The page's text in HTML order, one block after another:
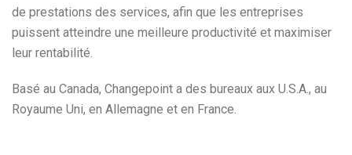
de prestations des services, afin que les entreprises
puissent atteindre une meilleure productivité et maximiser
leur rentabilité.
Basé au Canada, Changepoint a des bureaux aux U.S.A., au
Royaume Uni, en Allemagne et en France.